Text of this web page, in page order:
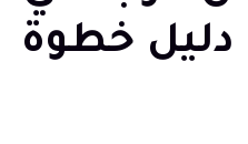
خطوة